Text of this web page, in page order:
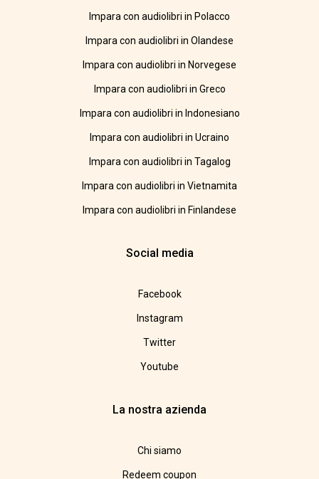
Impara con audiolibri in Polacco
Impara con audiolibri in Olandese
Impara con audiolibri in Norvegese
Impara con audiolibri in Greco
Impara con audiolibri in Indonesiano
Impara con audiolibri in Ucraino
Impara con audiolibri in Tagalog
Impara con audiolibri in Vietnamita
Impara con audiolibri in Finlandese
Social media
Facebook
Instagram
Twitter
Youtube
La nostra azienda
Chi siamo
Redeem coupon